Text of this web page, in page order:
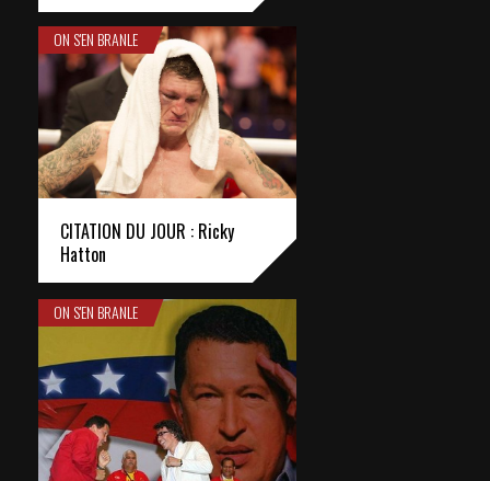
ON S'EN BRANLE
CITATION DU JOUR : Ricky
Hatton
ON S'EN BRANLE